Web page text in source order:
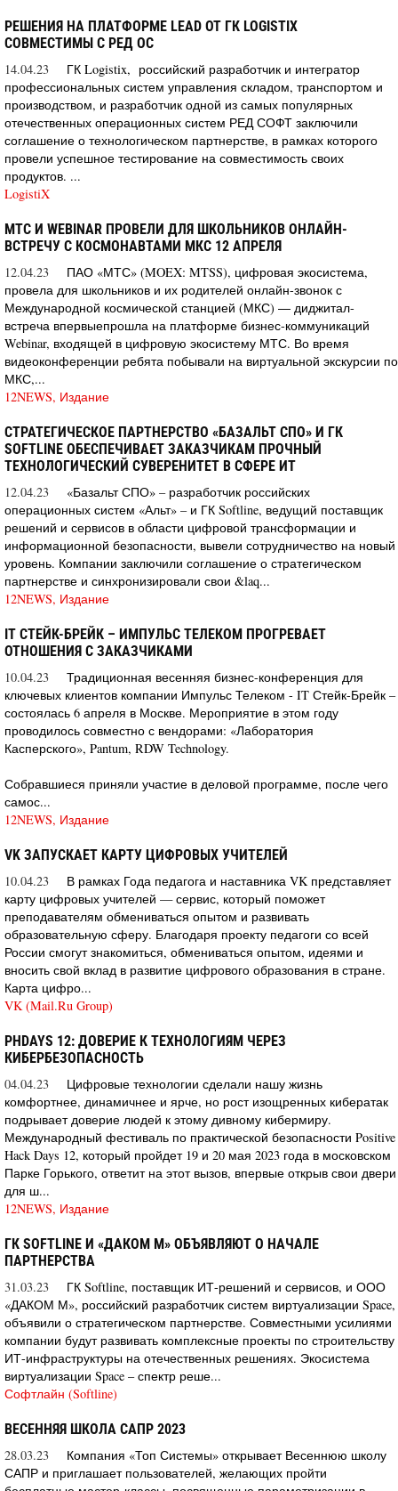
РЕШЕНИЯ НА ПЛАТФОРМЕ LEAD ОТ ГК LOGISTIX
СОВМЕСТИМЫ С РЕД ОС
14.04.23
ГК Logistix, российский разработчик и интегратор
профессиональных систем управления складом, транспортом и
производством, и разработчик одной из самых популярных
отечественных операционных систем РЕД СОФТ заключили
соглашение о технологическом партнерстве, в рамках которого
провели успешное тестирование на совместимость своих
продуктов. ...
LogistiX
МТС И WEBINAR ПРОВЕЛИ ДЛЯ ШКОЛЬНИКОВ ОНЛАЙН-
ВСТРЕЧУ С КОСМОНАВТАМИ МКС 12 АПРЕЛЯ
12.04.23
ПАО «МТС» (MOEX: MTSS), цифровая экосистема,
провела для школьников и их родителей онлайн-звонок с
Международной космической станцией (МКС) ― диджитал-
встреча впервыепрошла на платформе бизнес-коммуникаций
Webinar, входящей в цифровую экосистему МТС. Во время
видеоконференции ребята побывали на виртуальной экскурсии по
МКС,...
12NEWS, Издание
СТРАТЕГИЧЕСКОЕ ПАРТНЕРСТВО «БАЗАЛЬТ СПО» И ГК
SOFTLINE ОБЕСПЕЧИВАЕТ ЗАКАЗЧИКАМ ПРОЧНЫЙ
ТЕХНОЛОГИЧЕСКИЙ СУВЕРЕНИТЕТ В СФЕРЕ ИТ
12.04.23
«Базальт СПО» – разработчик российских
операционных систем «Альт» – и ГК Softline, ведущий поставщик
решений и сервисов в области цифровой трансформации и
информационной безопасности, вывели сотрудничество на новый
уровень. Компании заключили соглашение о стратегическом
партнерстве и синхронизировали свои &laq...
12NEWS, Издание
IT СТЕЙК-БРЕЙК – ИМПУЛЬС ТЕЛЕКОМ ПРОГРЕВАЕТ
ОТНОШЕНИЯ С ЗАКАЗЧИКАМИ
10.04.23
Традиционная весенняя бизнес-конференция для
ключевых клиентов компании Импульс Телеком - IT Стейк-Брейк –
состоялась 6 апреля в Москве. Мероприятие в этом году
проводилось совместно с вендорами: «Лаборатория
Касперского», Pantum, RDW Technology.
Собравшиеся приняли участие в деловой программе, после чего
самос...
12NEWS, Издание
VK ЗАПУСКАЕТ КАРТУ ЦИФРОВЫХ УЧИТЕЛЕЙ
10.04.23
В рамках Года педагога и наставника VK представляет
карту цифровых учителей — сервис, который поможет
преподавателям обмениваться опытом и развивать
образовательную сферу. Благодаря проекту педагоги со всей
России смогут знакомиться, обмениваться опытом, идеями и
вносить свой вклад в развитие цифрового образования в стране.
Карта цифро...
VK (Mail.Ru Group)
PHDAYS 12: ДОВЕРИЕ К ТЕХНОЛОГИЯМ ЧЕРЕЗ
КИБЕРБЕЗОПАСНОСТЬ
04.04.23
Цифровые технологии сделали нашу жизнь
комфортнее, динамичнее и ярче, но рост изощренных кибератак
подрывает доверие людей к этому дивному кибермиру.
Международный фестиваль по практической безопасности Positive
Hack Days 12, который пройдет 19 и 20 мая 2023 года в московском
Парке Горького, ответит на этот вызов, впервые открыв свои двери
для ш...
12NEWS, Издание
ГК SOFTLINE И «ДАКОМ М» ОБЪЯВЛЯЮТ О НАЧАЛЕ
ПАРТНЕРСТВА
31.03.23
ГК Softline, поставщик ИТ-решений и сервисов, и ООО
«ДАКОМ М», российский разработчик систем виртуализации Space,
объявили о стратегическом партнерстве. Совместными усилиями
компании будут развивать комплексные проекты по строительству
ИТ-инфраструктуры на отечественных решениях. Экосистема
виртуализации Space – спектр реше...
Софтлайн (Softline)
ВЕСЕННЯЯ ШКОЛА САПР 2023
28.03.23
Компания «Топ Системы» открывает Весеннюю школу
САПР и приглашает пользователей, желающих пройти